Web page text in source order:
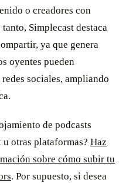
o creadores con
Simplecast destaca
ya que genera
oyentes pueden
sociales, ampliando
de podcasts
u otras plataformas? Haz
sobre cómo subir tu
. Por supuesto, si desea